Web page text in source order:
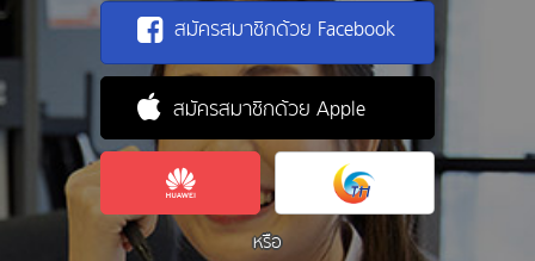
สมัครสมาชิกด้วย Facebook
สมัครสมาชิกด้วย Apple
หรือ